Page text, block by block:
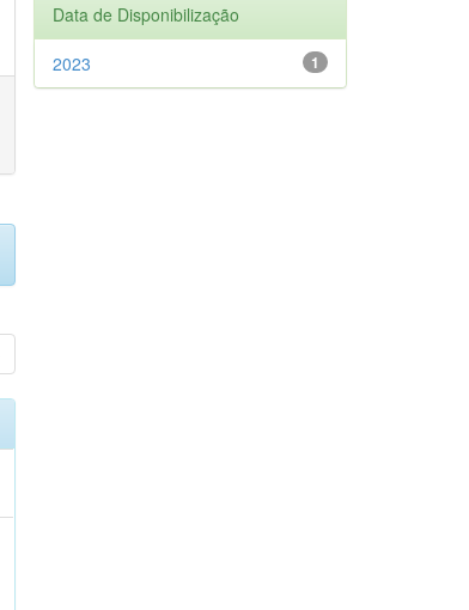
Data de Disponibilização
1
2023